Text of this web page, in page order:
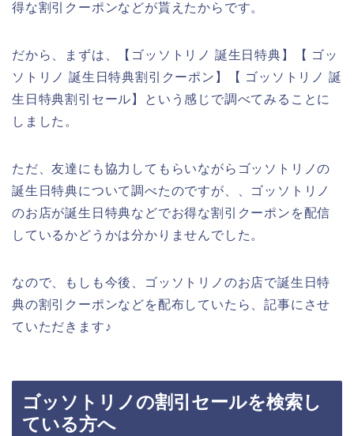
得な割引クーポンなどが貰えたからです。
だから、まずは、【ゴッソトリノ 誕生日特典】【 ゴッ
ソトリノ 誕生日特典割引クーポン】【 ゴッソトリノ 誕
生日特典割引セール】という感じで調べてみることに
しました。
ただ、友達にも協力してもらいながらゴッソトリノの
誕生日特典について調べたのですが、、ゴッソトリノ
のお店が誕生日特典などでお得な割引クーポンを配信
しているかどうかは分かりませんでした。
なので、もしも今後、ゴッソトリノのお店で誕生日特
典の割引クーポンなどを配布していたら、記事にさせ
ていただきます♪
ゴッソトリノの割引セールを検索し
ている方へ